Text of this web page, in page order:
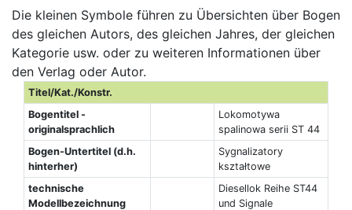
Die kleinen Symbole führen zu Übersichten über Bogen
des gleichen Autors, des gleichen Jahres, der gleichen
Kategorie usw. oder zu weiteren Informationen über
den Verlag oder Autor.
Titel/Kat./Konstr.
Bogentitel -
originalsprachlich
Lokomotywa
spalinowa serii ST 44
Bogen-Untertitel (d.h.
hinterher)
Sygnalizatory
kształtowe
technische
Modellbezeichnung
Diesellok Reihe ST44
und Signale